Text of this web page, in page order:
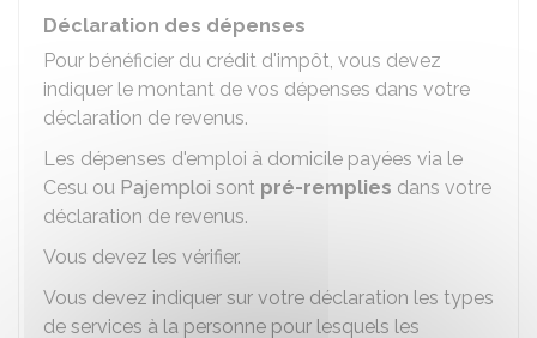
Déclaration des dépenses
Pour bénéficier du crédit d'impôt, vous devez
indiquer le montant de vos dépenses dans votre
déclaration de revenus.
Les dépenses d'emploi à domicile payées via le
Cesu ou Pajemploi sont pré-remplies dans votre
déclaration de revenus.
Vous devez les vérifier.
Vous devez indiquer sur votre déclaration les types
de services à la personne pour lesquels les